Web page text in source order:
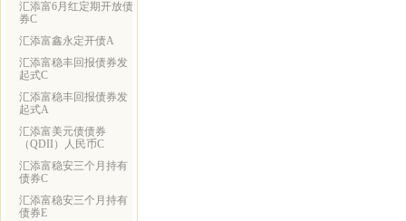
汇添富6月红定期开放债
券C
汇添富鑫永定开债A
汇添富稳丰回报债券发
起式C
汇添富稳丰回报债券发
起式A
汇添富美元债债券
（QDII）人民币C
汇添富稳安三个月持有
债券C
汇添富稳安三个月持有
债券E